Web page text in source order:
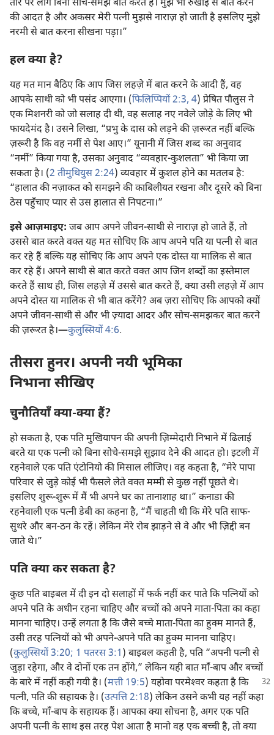
तौर पर लोग बिना सोचे-समझे बात करते हैं। मुझे भी रुखाई से बात करने
की आदत है और अकसर मेरी पत्नी मुझसे नाराज़ हो जाती है इसलिए मुझे
नरमी से बात करना सीखना पड़ा।”
हल क्या है?
यह मत मान बैठिए कि आप जिस लहज़े में बात करने के आदी हैं, वह
आपके साथी को भी पसंद आएगा। (फिलिप्पियों 2:3, 4) प्रेषित पौलुस ने
एक मिशनरी को जो सलाह दी थी, वह सलाह नए नवेले जोड़े के लिए भी
फायदेमंद है। उसने लिखा, “प्रभु के दास को लड़ने की ज़रूरत नहीं बल्कि
ज़रूरी है कि वह नर्मी से पेश आए।” यूनानी में जिस शब्द का अनुवाद
“नर्मी” किया गया है, उसका अनुवाद “व्यवहार-कुशलता” भी किया जा
सकता है। (2 तीमुथियुस 2:24) व्यवहार में कुशल होने का मतलब है:
“हालात की नज़ाकत को समझने की काबिलीयत रखना और दूसरे को बिना
ठेस पहुँचाए प्यार से उस हालात से निपटना।”
इसे आज़माइए: जब आप अपने जीवन-साथी से नाराज़ हो जाते हैं, तो
उससे बात करते वक्‍त यह मत सोचिए कि आप अपने पति या पत्नी से बात
कर रहे हैं बल्कि यह सोचिए कि आप अपने एक दोस्त या मालिक से बात
कर रहे हैं। अपने साथी से बात करते वक्‍त आप जिन शब्दों का इस्तेमाल
करते हैं साथ ही, जिस लहज़े में उससे बात करते हैं, क्या उसी लहज़े में आप
अपने दोस्त या मालिक से भी बात करेंगे? अब ज़रा सोचिए कि आपको क्यों
अपने जीवन-साथी से और भी ज़्यादा आदर और सोच-समझकर बात करने
की ज़रूरत है।—कुलुस्सियों 4:6.
तीसरा हुनर। अपनी नयी भूमिका
निभाना सीखिए
चुनौतियाँ क्या-क्या हैं?
हो सकता है, एक पति मुखियापन की अपनी ज़िम्मेदारी निभाने में ढिलाई
बरते या एक पत्नी को बिना सोचे-समझे सुझाव देने की आदत हो। इटली में
रहनेवाले एक पति एंटोनियो की मिसाल लीजिए। वह कहता है, “मेरे पापा
परिवार से जुड़े कोई भी फैसले लेते वक्‍त मम्मी से कुछ नहीं पूछते थे।
इसलिए शुरू-शुरू में मैं भी अपने घर का तानाशाह था।” कनाडा की
रहनेवाली एक पत्नी डेबी का कहना है, “मैं चाहती थी कि मेरे पति साफ-
सुथरे और बन-ठन के रहें। लेकिन मेरे रोब झाड़ने से वे और भी ज़िद्दी बन
जाते थे।”
पति क्या कर सकता है?
कुछ पति बाइबल में दी इन दो सलाहों में फर्क नहीं कर पाते कि पत्नियों को
अपने पति के अधीन रहना चाहिए और बच्चों को अपने माता-पिता का कहा
मानना चाहिए। उन्हें लगता है कि जैसे बच्चे माता-पिता का हुक्म मानते हैं,
उसी तरह पत्नियों को भी अपने-अपने पति का हुक्म मानना चाहिए।
(कुलुस्सियों 3:20; 1 पतरस 3:1) बाइबल कहती है, पति “अपनी पत्नी से
जुड़ा रहेगा, और वे दोनों एक तन होंगे,” लेकिन यही बात माँ-बाप और बच्चों
के बारे मेंनहीं कही गयी है। (मत्ती 19:5) यहोवा परमेश्‍वर कहता है कि
पत्नी, पति की सहायक है। (उत्पत्ति 2:18) लेकिन उसने कभी यह नहीं कहा
कि बच्चे, माँ-बाप के सहायक हैं। आपका क्या सोचना है, अगर एक पति
अपनी पत्नी के साथ इस तरह पेश आता है मानो वह एक बच्ची है, तो क्या